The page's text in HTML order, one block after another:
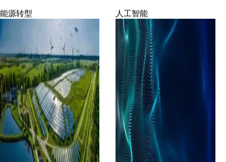
能源转型
人工智能